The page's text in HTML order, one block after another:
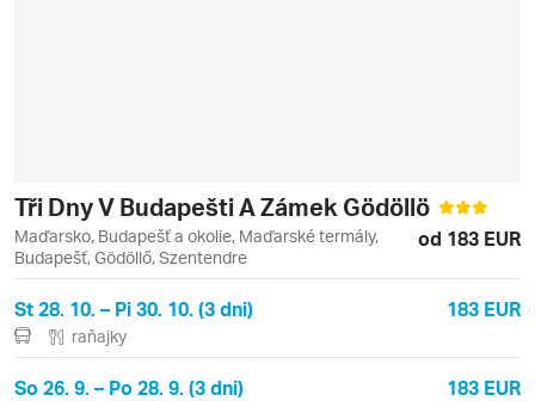
Tři Dny V Budapešti A Zámek Gödöllö
Maďarsko, Budapešť a okolie, Maďarské termály,
Budapešť, Gödöllő, Szentendre
od 183 EUR
St 28. 10. – Pi 30. 10. (3 dni) 183 EUR
raňajky
So 26. 9. – Po 28. 9. (3 dni) 183 EUR